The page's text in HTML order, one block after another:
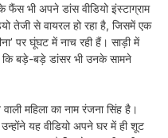
भी अपने डांस वीडियो इंस्टाग्राम
तेजी से वायरल हो रहा है, जिसमें एक
पर घूंघट में नाच रही हैं। साड़ी में
बड़े-बड़े डांसर भी उनके सामने
महिला का नाम रंजना सिंह है।
यह वीडियो अपने घर में ही शूट